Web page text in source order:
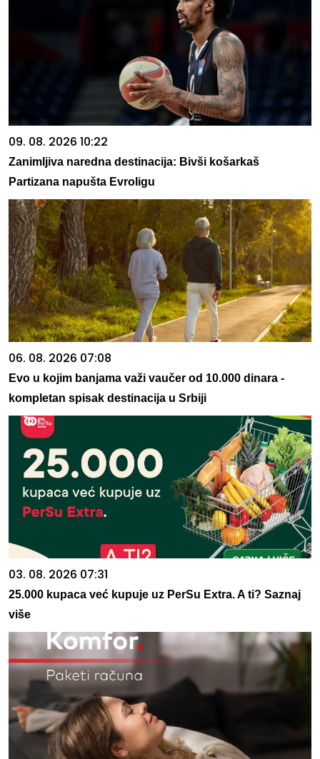
09. 08. 2026 10:22
Zanimljiva naredna destinacija: Bivši košarkaš
Partizana napušta Evroligu
06. 08. 2026 07:08
Evo u kojim banjama važi vaučer od 10.000 dinara -
kompletan spisak destinacija u Srbiji
03. 08. 2026 07:31
25.000 kupaca već kupuje uz PerSu Extra. A ti? Saznaj
više